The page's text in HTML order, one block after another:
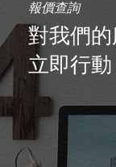
報價查詢
對我們
立即行